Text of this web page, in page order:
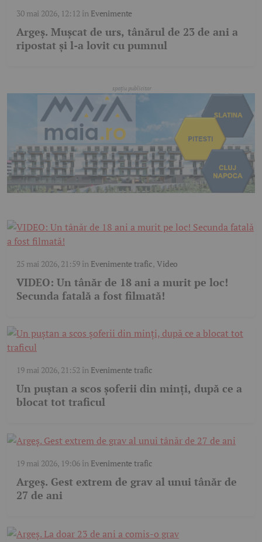
30 mai 2026, 12:12 în Evenimente
Argeș. Mușcat de urs, tânărul de 23 de ani a
ripostat și l-a lovit cu pumnul
25 mai 2026, 21:59în Evenimente trafic,Video
VIDEO: Un tânăr de 18 ani a murit pe loc!
Secunda fatală a fost filmată!
19 mai 2026, 21:52 în Evenimente trafic
Un puștan a scos șoferii din minți, după ce a
blocat tot traficul
19 mai 2026, 19:06în Evenimente trafic
Argeș. Gest extrem de grav al unui tânăr de
27 de ani